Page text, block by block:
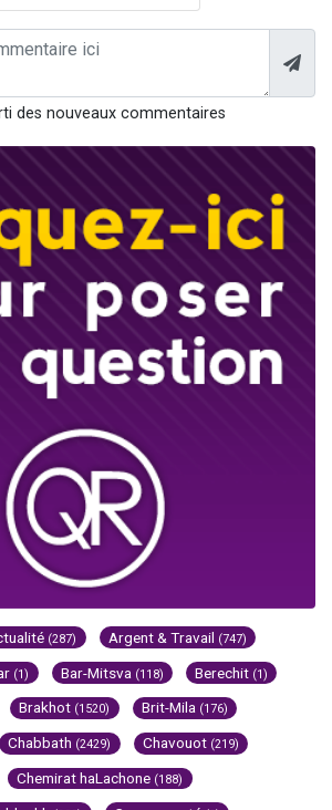
des nouveaux commentaires
(287) Argent & Travail (747)
(1) Bar-Mitsva (118) Berechit (1)
Brakhot (1520) Brit-Mila (176)
Chabbath (2429) Chavouot (219)
Chemirat haLachone (188)